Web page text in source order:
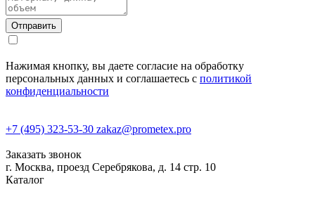
Нажимая кнопку, вы даете согласие на обработку
персональных данных и соглашаетесь с политикой
конфиденциальности
+7 (495) 323-53-30 zakaz@prometex.pro
Заказать звонок
г. Москва, проезд Серебрякова, д. 14 стр. 10
Каталог